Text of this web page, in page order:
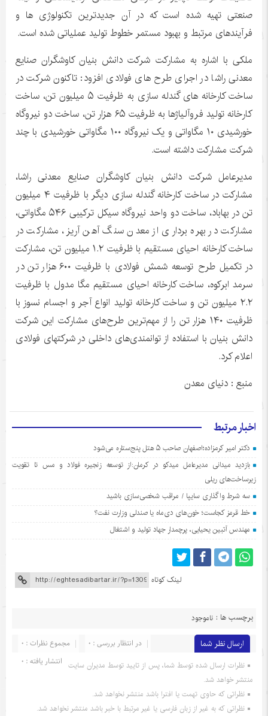
صنعتی تهیه شده است که در آن جدیدترین تکنولوژی ها و
فرآیندهای مرتبط و بهبود مستمر خطوط تولید عملیاتی شده است.
ملکی با اشاره به مشارکت شرکت دانش بنیان کاوشگران صنایع
معدنی راشا در اجرای طرح های فولادی افزود: تاکنون شرکت در
ساخت کارخانه های گندله سازی به ظرفیت ۵ میلیون تن، ساخت
کارخانه تولید فروآلیاژها به ظرفیت ۶۵ هزار تن، ساخت دو نیروگاه
خورشیدی ۱۰ مگاواتی و یک نیروگاه ۱۰۰ مگاواتی خورشیدی با چند
شرکت مشارکت داشته است.
مدیرعامل شرکت دانش بنیان کاوشگران صنایع معدنی راشا،
مشارکت در ساخت کارخانه گندله سازی دیگر با ظرفیت ۴ میلیون
تن در بهاباد، ساخت دو واحد نیروگاه سیکل ترکیبی ۵۴۶ مگاواتی،
مشارکت در بهره برداری از معدن سنگ آهن آریز، مشارکت در
ساخت کارخانه احیای مستقیم با ظرفیت ۱.۲ میلیون تن، مشارکت
در تکمیل طرح توسعه شمش فولادی با ظرفیت ۶۰۰ هزار تن در
سرمد ابرکوه، ساخت کارخانه احیای مستقیم مگا مدول با ظرفیت
۲.۲ میلیون تن و ساخت کارخانه تولید انواع آجر و اجسام نسوز با
ظرفیت ۱۴۰ هزار تن را از مهم‌ترین طرح‌های مشارکت این شرکت
دانش بنیان با استفاده از توانمندی‌های داخلی در شرکتهای فولادی
اعلام کرد.
منبع : دنیای معدن
اخبار مرتبط
دکتر امیر کرمزاده؛اصفهان صاحب ۵ هتل پنج‌ستاره می‌شود
بازدید میدانی مدیرعامل میدکو در کرمان:از توسعه زنجیره فولاد و مس تا تقویت
زیرساخت‌های ریلی
سه شرط واگذاری سایپا / مراقب شخصی‌سازی باشید
خط قرمز کجاست؛ خون‌های دی‌ماه یا صندلی وزارت نفت؟
مهندس آتبین یحیایی، پرچمدار جهاد تولید و اشتغال
لینک کوتاه
برچسب ها : ناموجود
ارسال نظر شما مجموع نظرات : 0
در انتظار بررسی : 0
انتشار یافته : 0 نظرات ارسال شده توسط شما، پس از تایید توسط مدیران سایت
منتشر خواهد شد.
نظراتی که حاوی تهمت یا افترا باشد منتشر نخواهد شد.
نظراتی که به غیر از زبان فارسی یا غیر مرتبط با خبر باشد منتشر نخواهد شد.